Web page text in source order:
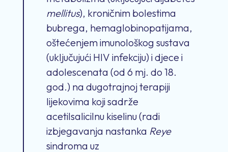
mellitus), kroničnim bolestima
bubrega, hemaglobinopatijama,
oštećenjemimunološkog sustava
(uključujući HIV infekciju) i djecei
adolescenata (od 6 mj. do 18.
god.) na dugotrajnoj terapiji
lijekovima koji sadrže
acetilsalicilnu kiselinu (radi
izbjegavanja nastanka Reye
sindroma uz